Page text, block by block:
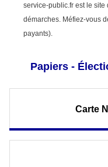
service-public.fr est le site
démarches. Méfiez-vous
payants).
Papiers -
Carte